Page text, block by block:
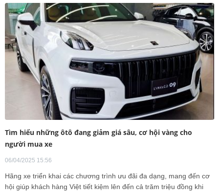
Tìm hiểu những ôtô đang giảm giá sâu, cơ hội vàng cho
người mua xe
06/04/2025 15:56
Hãng xe triển khai các chương trình ưu đãi đa dạng, mang đến cơ
hội giúp khách hàng Việt tiết kiệm lên đến cả trăm triệu đồng khi